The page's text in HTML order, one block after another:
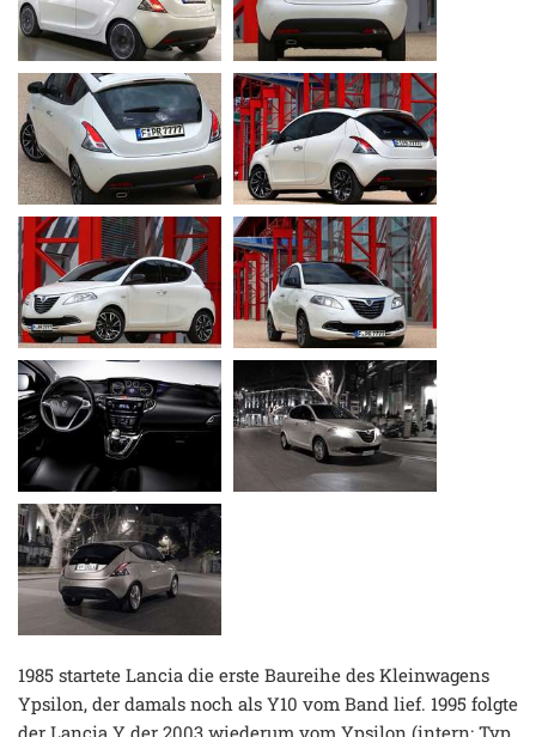
1985 startete Lancia die erste Baureihe des Kleinwagens
Ypsilon, der damals noch als Y10 vom Band lief. 1995 folgte
der Lancia Y der 2003 wiederum vom Ypsilon (intern: Typ